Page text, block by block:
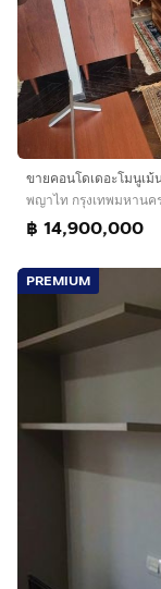
พญาไท กรุงเทพมหานค
฿ 14,900,000
PREMIUM